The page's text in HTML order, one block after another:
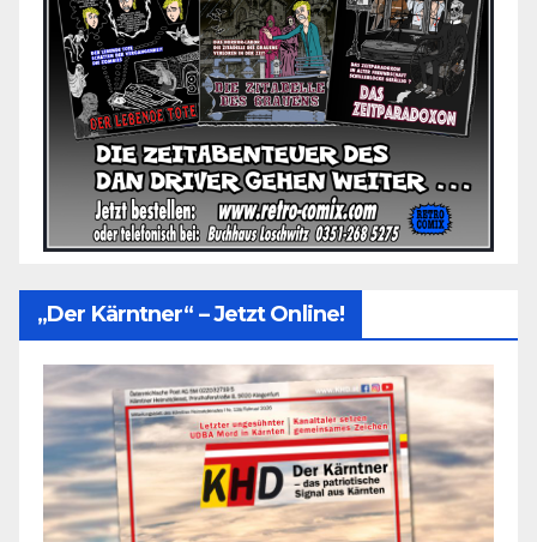
„Der Kärntner“ – Jetzt Online!